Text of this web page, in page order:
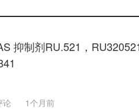
抑制剂RU.521，
论 1个月前